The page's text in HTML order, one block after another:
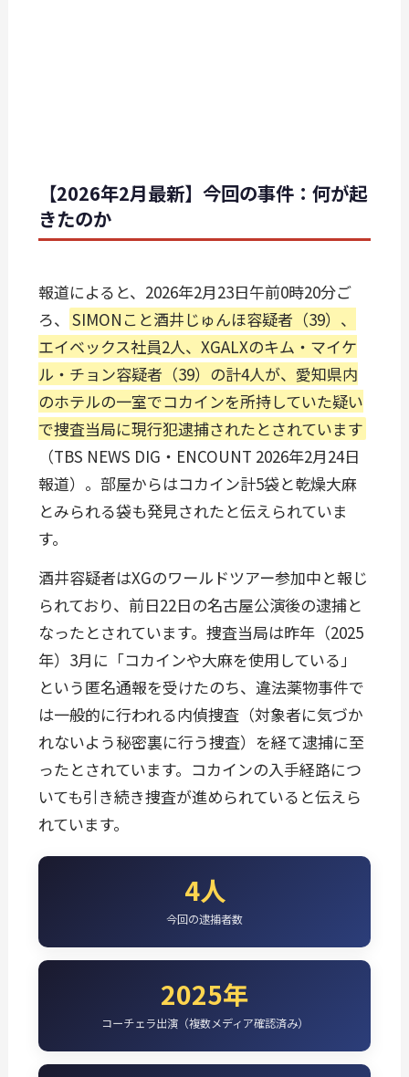
【2026年2月最新】今回の事件：何が起
きたのか
報道によると、2026年2月23日午前0時20分ご
ろ、
SIMONこと酒井じゅんほ容疑者（39）、
エイベックス社員2人、XGALXのキム・マイケ
ル・チョン容疑者（39）の計4人が、愛知県内
のホテルの一室でコカインを所持していた疑い
で捜査当局に現行犯逮捕されたとされています
（TBS NEWS DIG・ENCOUNT 2026年2月24日
報道）。部屋からはコカイン計5袋と乾燥大麻
とみられる袋も発見されたと伝えられていま
す。
酒井容疑者はXGのワールドツアー参加中と報じ
られており、前日22日の名古屋公演後の逮捕と
なったとされています。捜査当局は昨年（2025
年）3月に「コカインや大麻を使用している」
という匿名通報を受けたのち、違法薬物事件で
は一般的に行われる内偵捜査（対象者に気づか
れないよう秘密裏に行う捜査）を経て逮捕に至
ったとされています。コカインの入手経路につ
いても引き続き捜査が進められていると伝えら
れています。
4人
今回の逮捕者数
2025年
コーチェラ出演（複数メディア確認済み）